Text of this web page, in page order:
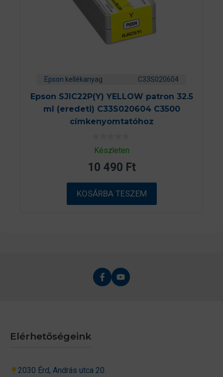
Epson kellékanyag C33S020604
Epson SJIC22P(Y) YELLOW patron 32.5
ml (eredeti) C33S020604 C3500
címkenyomtatóhoz
0
a
5
b
ő
l
Készleten
10 490 Ft
KOSÁRBA TESZEM
Elérhetőségeink
2030 Érd, András utca 20.